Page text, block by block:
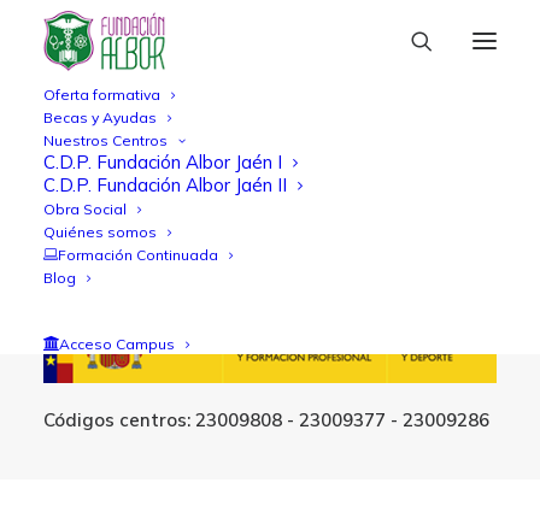
Oferta formativa
Becas y Ayudas
Nuestros Centros
C.D.P. Fundación Albor Jaén I
C.D.P. Fundación Albor Jaén II
Obra Social
Quiénes somos
Formación Continuada
Blog
Acceso Campus
Códigos centros: 23009808 - 23009377 - 23009286